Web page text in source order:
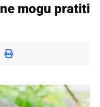
mogu pratiti